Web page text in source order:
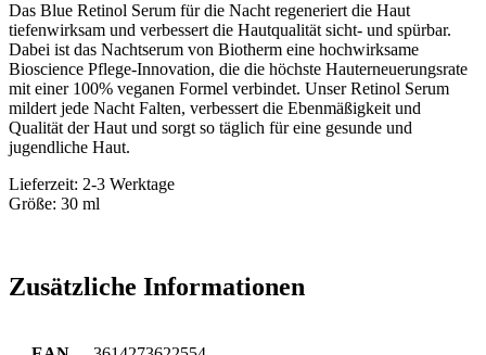
Das Blue Retinol Serum für die Nacht regeneriert die Haut
tiefenwirksam und verbessert die Hautqualität sicht- und spürbar.
Dabei ist das Nachtserum von Biotherm eine hochwirksame
Bioscience Pflege-Innovation, die die höchste Hauterneuerungsrate
mit einer 100% veganen Formel verbindet. Unser Retinol Serum
mildert jede Nacht Falten, verbessert die Ebenmäßigkeit und
Qualität der Haut und sorgt so täglich für eine gesunde und
jugendliche Haut.
Lieferzeit: 2-3 Werktage
Größe: 30 ml
Zusätzliche Informationen